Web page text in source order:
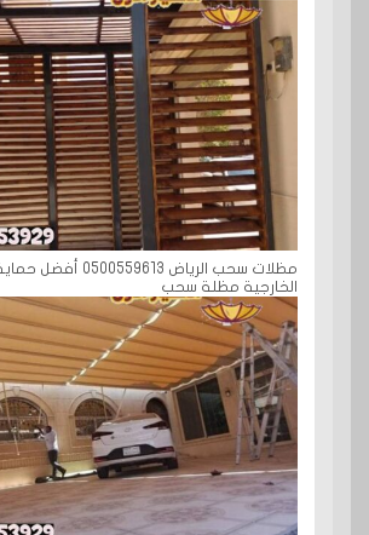
مظلات سحب الرياض
الخارجية مظلة سحب